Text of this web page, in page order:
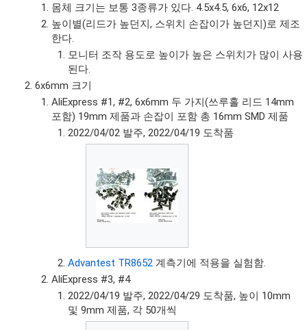
몸체 크기는 보통 3종류가 있다. 4.5x4.5, 6x6, 12x12
높이별(리드가 높던지, 스위치 손잡이가 높던지)로 제조
한다.
모니터 조작 용도로 높이가 높은 스위치가 많이 사용
된다.
6x6mm 크기
AliExpress #1, #2, 6x6mm 두 가지(쓰루홀 리드 14mm
포함) 19mm 제품과 손잡이 포함 총 16mm SMD 제품
2022/04/02 발주, 2022/04/19 도착품
Advantest TR8652 계측기에 적용을 실험함.
AliExpress #3, #4
2022/04/19 발주, 2022/04/29 도착품, 높이 10mm
및 9mm 제품, 각 50개씩